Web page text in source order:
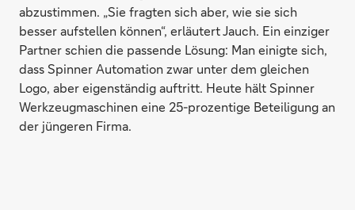
abzustimmen. „Sie fragten sich aber, wie sie sich
besser aufstellen können“, erläutert Jauch. Ein einziger
Partner schien die passende Lösung: Man einigte sich,
dass Spinner Automation zwar unter dem gleichen
Logo, aber eigenständig auftritt. Heute hält Spinner
Werkzeugmaschinen eine 25-prozentige Beteiligung an
der jüngeren Firma.